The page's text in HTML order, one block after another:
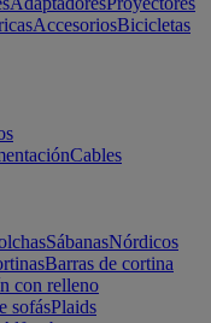
AccesoriosBicicletas
Cables
SábanasNórdicos
Barras de cortina
con relleno
sofásPlaids